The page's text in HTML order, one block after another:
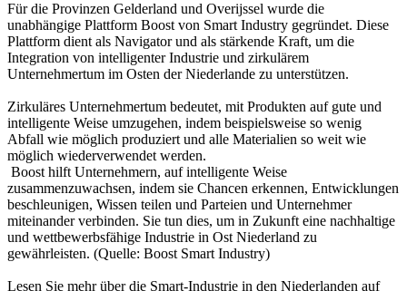
Für die Provinzen Gelderland und Overijssel wurde die
unabhängige Plattform Boost von Smart Industry gegründet. Diese
Plattform dient als Navigator und als stärkende Kraft, um die
Integration von intelligenter Industrie und zirkulärem
Unternehmertum im Osten der Niederlande zu unterstützen.
Zirkuläres Unternehmertum bedeutet, mit Produkten auf gute und
intelligente Weise umzugehen, indem beispielsweise so wenig
Abfall wie möglich produziert und alle Materialien so weit wie
möglich wiederverwendet werden.
Boost hilft Unternehmern, auf intelligente Weise
zusammenzuwachsen, indem sie Chancen erkennen, Entwicklungen
beschleunigen, Wissen teilen und Parteien und Unternehmer
miteinander verbinden. Sie tun dies, um in Zukunft eine nachhaltige
und wettbewerbsfähige Industrie in Ost Niederland zu
gewährleisten. (Quelle: Boost Smart Industry)
Lesen Sie mehr über die Smart-Industrie in den Niederlanden auf